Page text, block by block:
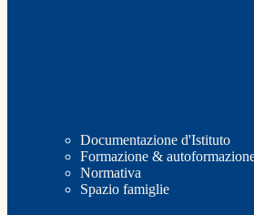
Documentazione d'Istituto
Formazione &
Normativa
Spazio famiglie